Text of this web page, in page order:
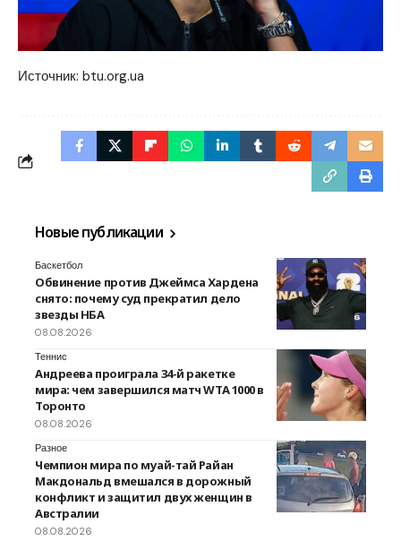
Источник: btu.org.ua
Новые публикации
Баскетбол
Обвинение против Джеймса Хардена
снято: почему суд прекратил дело
звезды НБА
08.08.2026
Теннис
Андреева проиграла 34-й ракетке
мира: чем завершился матч WTA 1000 в
Торонто
08.08.2026
Разное
Чемпион мира по муай-тай Райан
Макдональд вмешался в дорожный
конфликт и защитил двух женщин в
Австралии
08.08.2026